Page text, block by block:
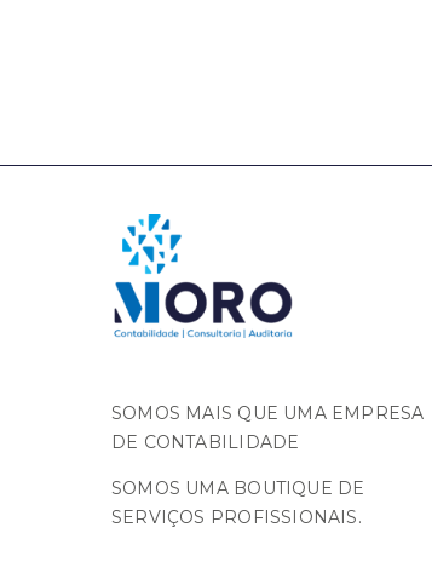
SOMOS MAIS QUE UMA EMPRESA
DE CONTABILIDADE
SOMOS UMA BOUTIQUE DE
SERVIÇOS PROFISSIONAIS.